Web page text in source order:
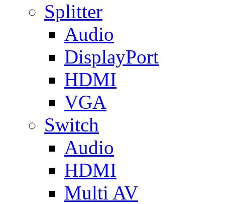
Splitter
Audio
DisplayPort
HDMI
VGA
Switch
Audio
HDMI
Multi AV